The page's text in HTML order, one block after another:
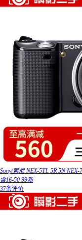
Sony/索尼 NEX-5TL 5R 5N
含16-50 99新
37条评价